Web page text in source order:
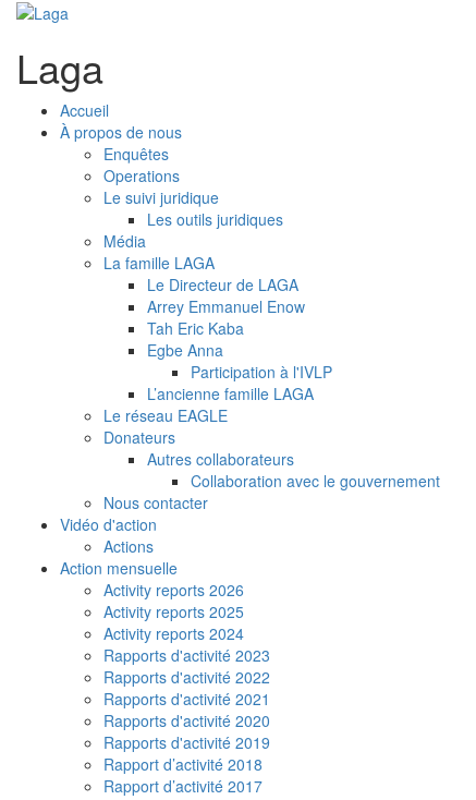
Laga
Accueil
À propos de nous
Enquêtes
Operations
Le suivi juridique
Les outils juridiques
Média
La famille LAGA
Le Directeur de LAGA
Arrey Emmanuel Enow
Tah Eric Kaba
Egbe Anna
Participation à l'IVLP
L’ancienne famille LAGA
Le réseau EAGLE
Donateurs
Autres collaborateurs
Collaboration avec le gouvernement
Nous contacter
Vidéo d'action
Actions
Action mensuelle
Activity reports 2026
Activity reports 2025
Activity reports 2024
Rapports d'activité 2023
Rapports d'activité 2022
Rapports d'activité 2021
Rapports d'activité 2020
Rapports d'activité 2019
Rapport d’activité 2018
Rapport d’activité 2017